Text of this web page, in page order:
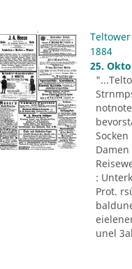
1884
25.
:
Prot.
unel